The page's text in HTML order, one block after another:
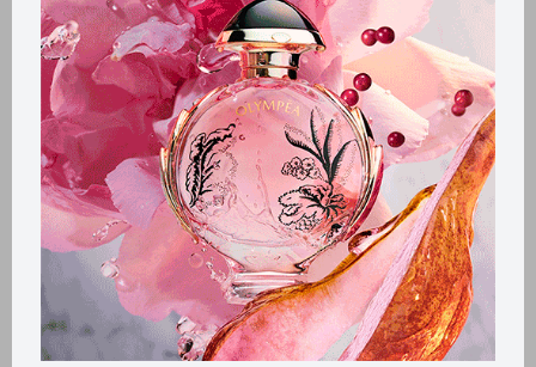
Retiros gratuitos en tiendas
Productos que te pueden interesar